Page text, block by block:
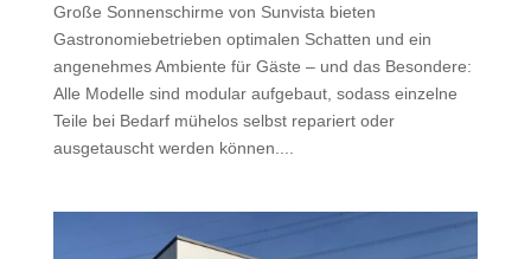
Große Sonnenschirme von Sunvista bieten
Gastronomiebetrieben optimalen Schatten und ein
angenehmes Ambiente für Gäste – und das Besondere:
Alle Modelle sind modular aufgebaut, sodass einzelne
Teile bei Bedarf mühelos selbst repariert oder
ausgetauscht werden können....